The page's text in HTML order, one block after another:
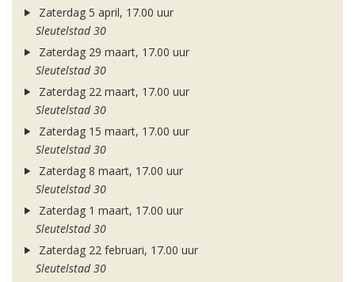
Zaterdag 5 april, 17.00 uur
Sleutelstad 30
Zaterdag 29 maart, 17.00 uur
Sleutelstad 30
Zaterdag 22 maart, 17.00 uur
Sleutelstad 30
Zaterdag 15 maart, 17.00 uur
Sleutelstad 30
Zaterdag 8 maart, 17.00 uur
Sleutelstad 30
Zaterdag 1 maart, 17.00 uur
Sleutelstad 30
Zaterdag 22 februari, 17.00 uur
Sleutelstad 30